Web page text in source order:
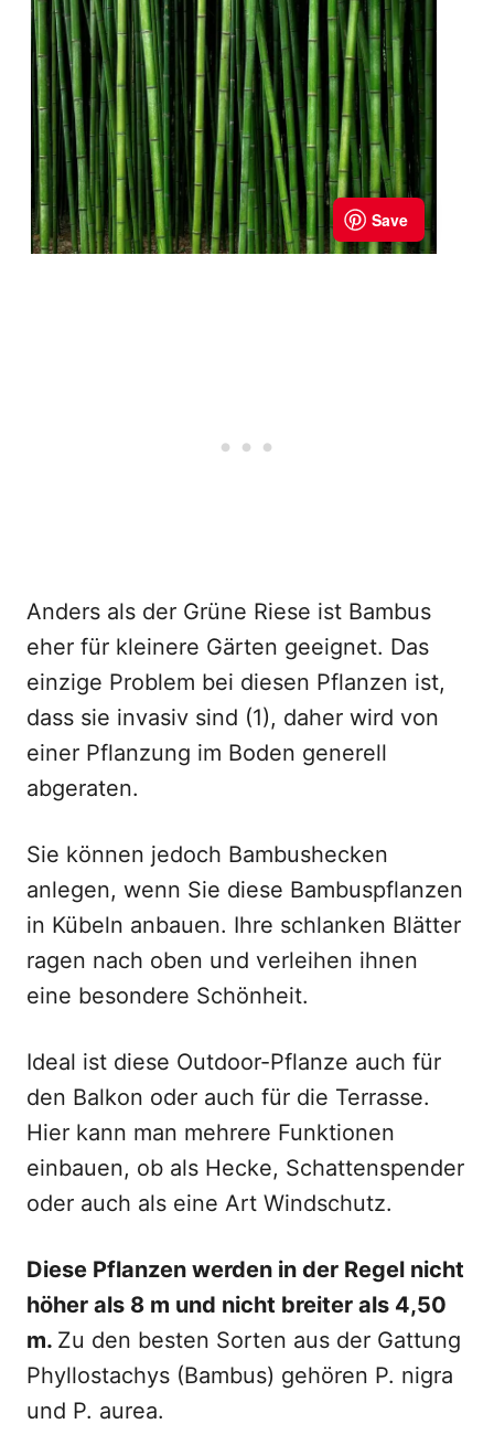
Anders als der Grüne Riese ist Bambus
eher für kleinere Gärten geeignet. Das
einzige Problem bei diesen Pflanzen ist,
dass sie invasiv sind (1), daher wird von
einer Pflanzung im Boden generell
abgeraten.
Sie können jedoch Bambushecken
anlegen, wenn Sie diese Bambuspflanzen
in Kübeln anbauen. Ihre schlanken Blätter
ragen nach oben und verleihen ihnen
eine besondere Schönheit.
Ideal ist diese Outdoor-Pflanze auch für
den Balkon oder auch für die Terrasse.
Hier kann man mehrere Funktionen
einbauen, ob als Hecke, Schattenspender
oder auch als eine Art Windschutz.
Diese Pflanzen werden in der Regel nicht
höher als 8 m und nicht breiter als 4,50
m. Zu den besten Sorten aus der Gattung
Phyllostachys (Bambus) gehören P. nigra
und P. aurea.